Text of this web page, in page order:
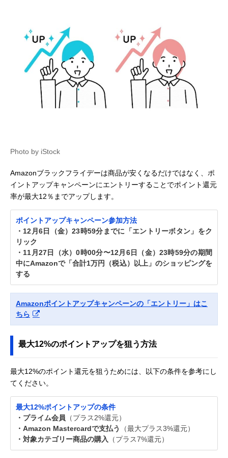
Photo by iStock
Amazonブラックフライデーは商品が安くなるだけではなく、ポ
イントアップキャンペーンにエントリーすることでポイント還元
率が最大12％までアップします。
ポイントアップキャンペーン参加方法
・12月6日（金）23時59分までに「エントリーボタン」をク
リック
・11月27日（水）0時00分〜12月6日（金）23時59分の期間
中にAmazonで「合計1万円（税込）以上」のショッピングを
する
Amazonポイントアップキャンペーンの「エントリー」はこ
ちら
最大12%のポイントアップを狙う方法
最大12%のポイント還元を狙うためには、以下の条件を参考にし
てください。
最大12%ポイントアップの条件
・プライム会員 （プラス2%還元）
・Amazon Mastercardで支払う
（最大プラス3%還元）
・対象カテゴリー商品の購入
（プラス7%還元）